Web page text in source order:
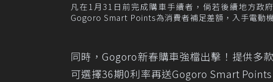
凡在1月31日前完成購車手續者，倘若後續地方政
Gogoro Smart Points為消費者補足差額，入手電動
同時，Gogoro新春購車強檔出擊！提供多
可選擇36期0利率再送Gogoro Smart